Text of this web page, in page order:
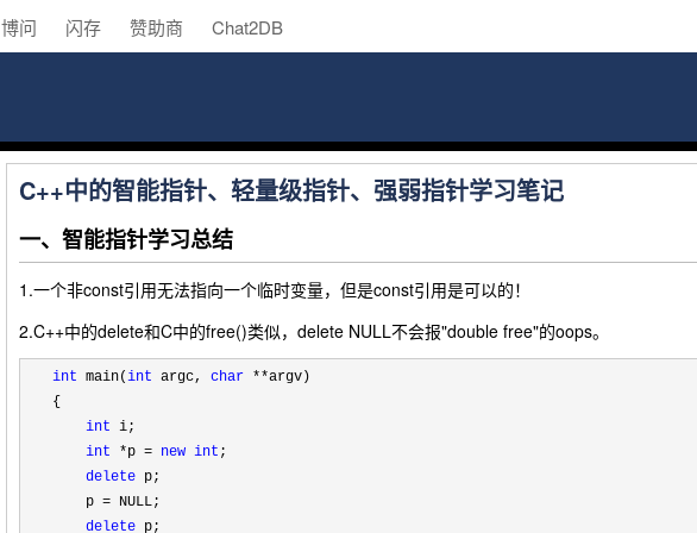
博问 闪存 赞助商 Chat2DB
C++中的智能指针、轻量级指针、强弱指针学习笔记
一、智能指针学习总结
1.一个非const引用无法指向一个临时变量，但是const引用是可以的！
2.C++中的delete和C中的free()类似，delete NULL不会报"double free"的oops。
int main(int argc, char **argv)
{
int i;
int *p = new int ;
delete p;
    p
= NULL;
delete p;